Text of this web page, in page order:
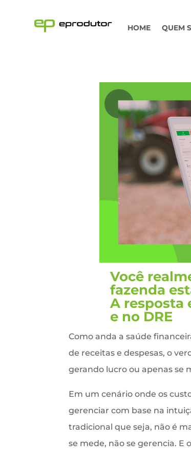
HOME QUEM
Você
fazenda
A resposta
e no DRE
Como anda a saúde
de receitas e despesas, o
gerando lucro ou apenas se
Em um cenário onde os
gerenciar com base na
tradicional que seja, não é
se mede, não se gerencia. E